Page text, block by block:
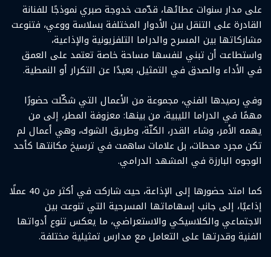
على مدار سنوات عطائها، قدّمت خدوجة صبري نموذجًا للفنانة
القادرة على التنقل بين الأدوار المختلفة بسلاسة ووعي، فتنوعت
مشاركاتها بين المسرح والدراما التلفزيونية والإذاعية،
واستطاعت أن تبني لنفسها مساحة خاصة تعتمد على العمق
في الأداء والصدق في التمثيل، بعيدًا عن التكرار أو النمطية.
وفي رصيدها الفني، مجموعة من الأعمال التي شكّلت حضورًا
مهمًا في الدراما الليبية، من بينها: معزوفة المطر، إلى من
يهمه الأمر، وشاء القدر، الكنّة، وطريق الشوك، وهي أعمال لم
تكن مجرد محطات، بل علامات ساهمت في ترسيخ مكانتها كأحد
الوجوه البارزة في المشهد الدرامي.
كما امتد حضورها إلى الإذاعة، حيث شاركت في أكثر من 40 عملًا
إذاعيًا، إلى جانب إسهاماتها المسرحية التي تنوعت بين
الاجتماعي والكلاسيكي والاستعراضي، ما يعكس تنوع أدواتها
الفنية وقدرتها على التعامل مع مدارس تمثيلية مختلفة.